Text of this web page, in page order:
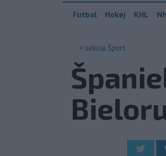
Futbal Hokej KHL
< sekcia Šport